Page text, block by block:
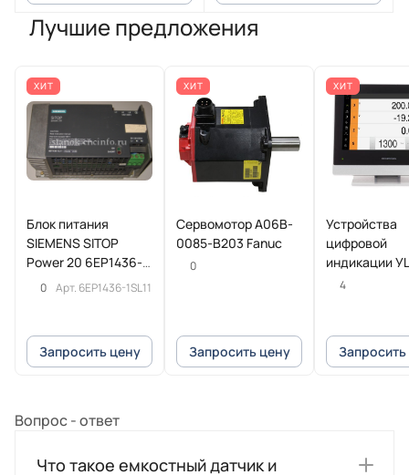
Лучшие предложения
ХИТ
Блок питания
SIEMENS SITOP
Power 20 6EP1436-
1SL11
0 Арт. 6EP1436-1SL11
Запросить цену
ХИТ
Сервомотор A06B-
0085-B203 Fanuc
0
Запросить цену
ХИТ
Устройства
цифровой
индикации
POSITIP 8016
4
Вопрос - ответ
Что такое емкостный датчик и